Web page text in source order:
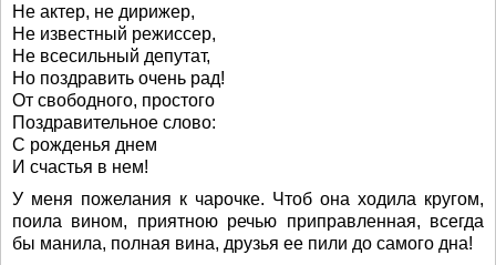
Не актер, не дирижер,
Не известный режиссер,
Не всесильный депутат,
Но поздравить очень рад!
От свободного, простого
Поздравительное слово:
С рожденья днем
И счастья в нем!
У меня пожелания к чарочке. Чтоб она ходила кругом,
поила вином, приятною речью приправленная, всегда
бы манила, полная вина, друзья ее пили до самого дна!